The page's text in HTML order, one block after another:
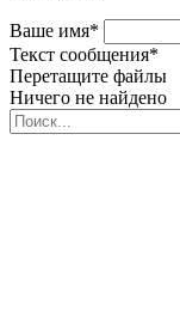
Ваше имя*
Текст сообщения*
Перетащите файлы
Ничего не найдено